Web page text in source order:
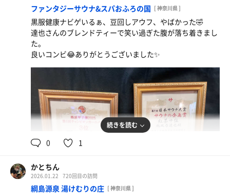
唐揚げ噴火定食ガリバタ！
最強代表メニュー！より美味しくなってた！
ファンタジーサウナ&スパおふろの国 [ 神奈川県 ]
黒服健康ナビゲいるぁ、豆回しアウフ、やばかった🤣
達也さんのブレンドティーで笑い過ぎた腹が落ち着きまし
た。
良いコンビ😂ありがとうございました✨
続きを読む
0 1
かとちん
2026.01.22 720回目の訪問
綱島源泉 湯けむりの庄 [ 神奈川県 ]